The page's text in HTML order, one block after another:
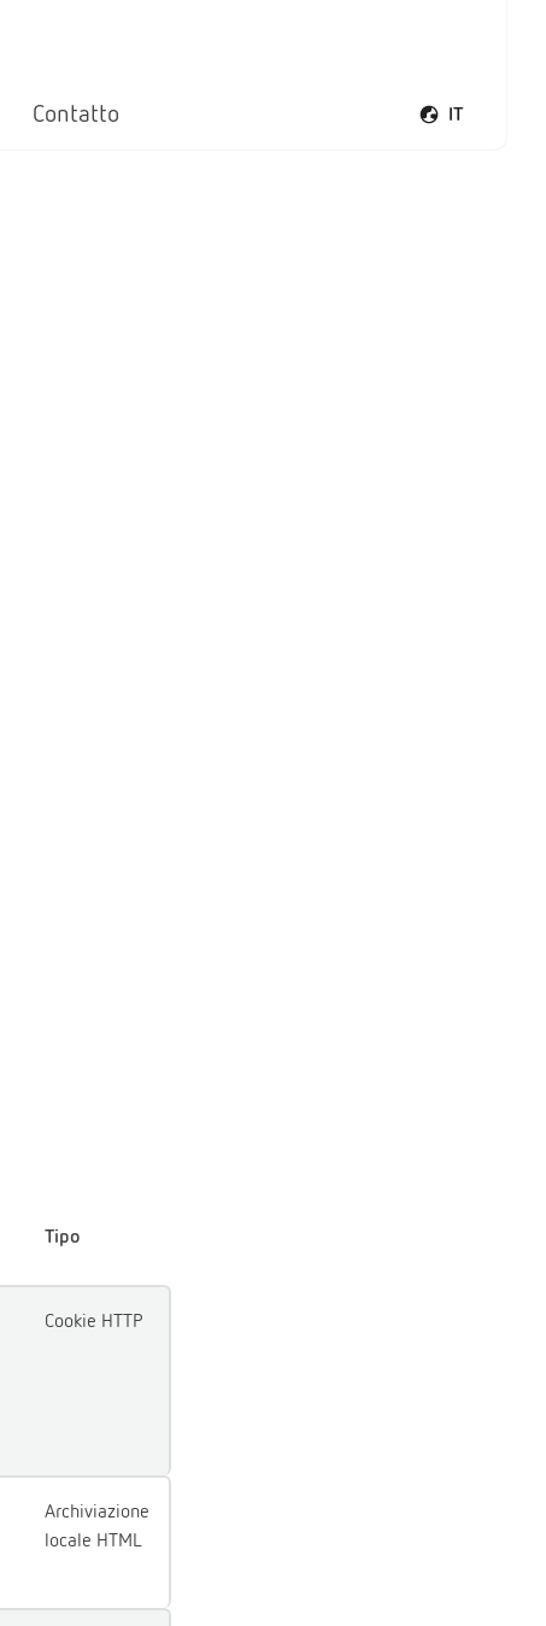
Contatto IT
Apri il menu
Tipo
Cookie HTTP
Archiviazione
locale HTML